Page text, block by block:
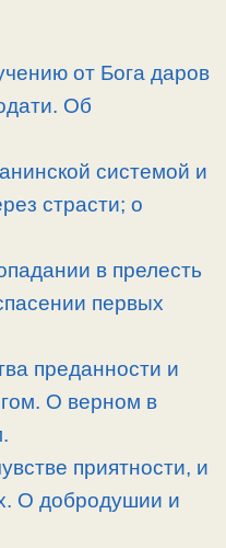
от Бога даров
Об
системой и
страсти; о
в прелесть
первых
преданности и
О верном в
приятности, и
О добродушии и